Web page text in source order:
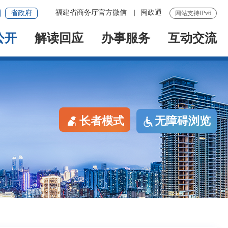
网站支持IPv6
福建省商务厅官方微信 闽政通
省政府
开 解读回应 办事服务 互动交流
长者模式 无障碍浏览